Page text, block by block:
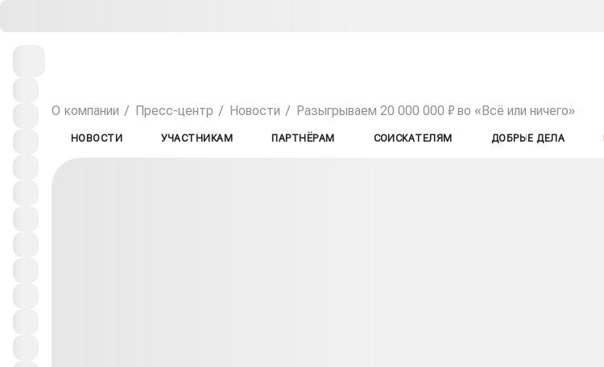
О компании Пресс-центр Новости Разыгрываем 20 000 000 ₽ во «Всё или ничего»
НОВОСТИ УЧАСТНИКАМ ПАРТНЁРАМ СОИСКАТЕЛЯМ ДОБРЫЕ ДЕЛА